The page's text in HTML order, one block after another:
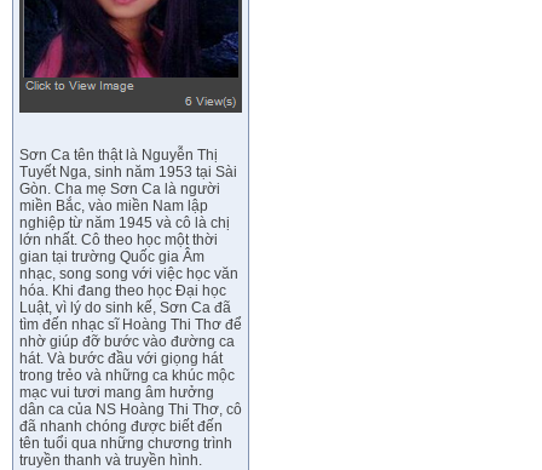
Sơn Ca tên thật là Nguyễn Thị
Tuyết Nga, sinh năm 1953 tại Sài
Gòn. Cha mẹ Sơn Ca là người
miền Bắc, vào miền Nam lập
nghiệp từ năm 1945 và cô là chị
lớn nhất. Cô theo học một thời
gian tại trường Quốc gia Âm
nhạc, song song với việc học văn
hóa. Khi đang theo học Đại học
Luật, vì lý do sinh kế, Sơn Ca đã
tìm đến nhạc sĩ Hoàng Thi Thơ để
nhờ giúp đỡ bước vào đường ca
hát. Và bước đầu với giọng hát
trong trẻo và những ca khúc mộc
mạc vui tươi mang âm hưởng
dân ca của NS Hoàng Thi Thơ, cô
đã nhanh chóng được biết đến
tên tuổi qua những chương trình
truyền thanh và truyền hình.